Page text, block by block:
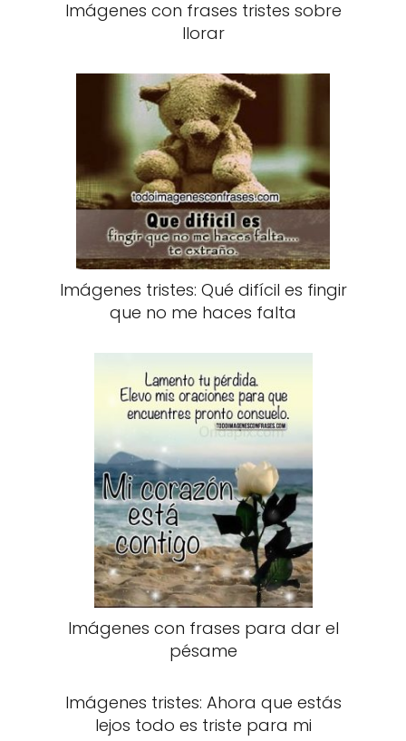
Imágenes con frases tristes sobre
llorar
Imágenes tristes: Qué difícil es fingir
que no me haces falta
Imágenes con frases para dar el
pésame
Imágenes tristes: Ahora que estás
lejos todo es triste para mi